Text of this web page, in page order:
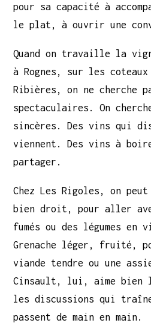
pour sa capacité à
le plat, à ouvrir une
Quand on travaille la
à Rognes, sur les coteaux
Ribières, on ne cherche
spectaculaires. On
sincères. Des vins qui
viennent. Des vins à
partager.
Chez Les Rigoles, on
bien droit, pour aller
fumés ou des légumes en
Grenache léger, fruité,
viande tendre ou une
Cinsault, lui, aime bien
les discussions qui
passent de main en main.